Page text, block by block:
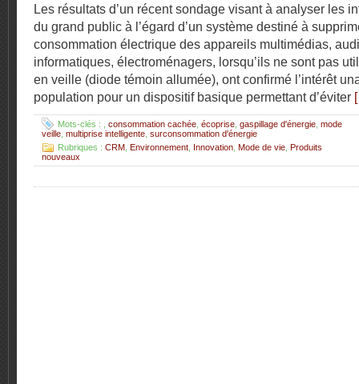
Les résultats d’un récent sondage visant à analyser les
du grand public à l’égard d’un système destiné à
consommation électrique des appareils multimédias,
informatiques, électroménagers, lorsqu’ils ne sont pas
en veille (diode témoin allumée), ont confirmé l’intérêt
population pour un dispositif basique permettant d’éviter
Mots-clés : consommation cachée écoprise gaspillage d'énergie mode
veille multiprise intelligente surconsommation d'énergie
Rubriques : CRM Environnement Innovation Mode de vie Produits
nouveaux